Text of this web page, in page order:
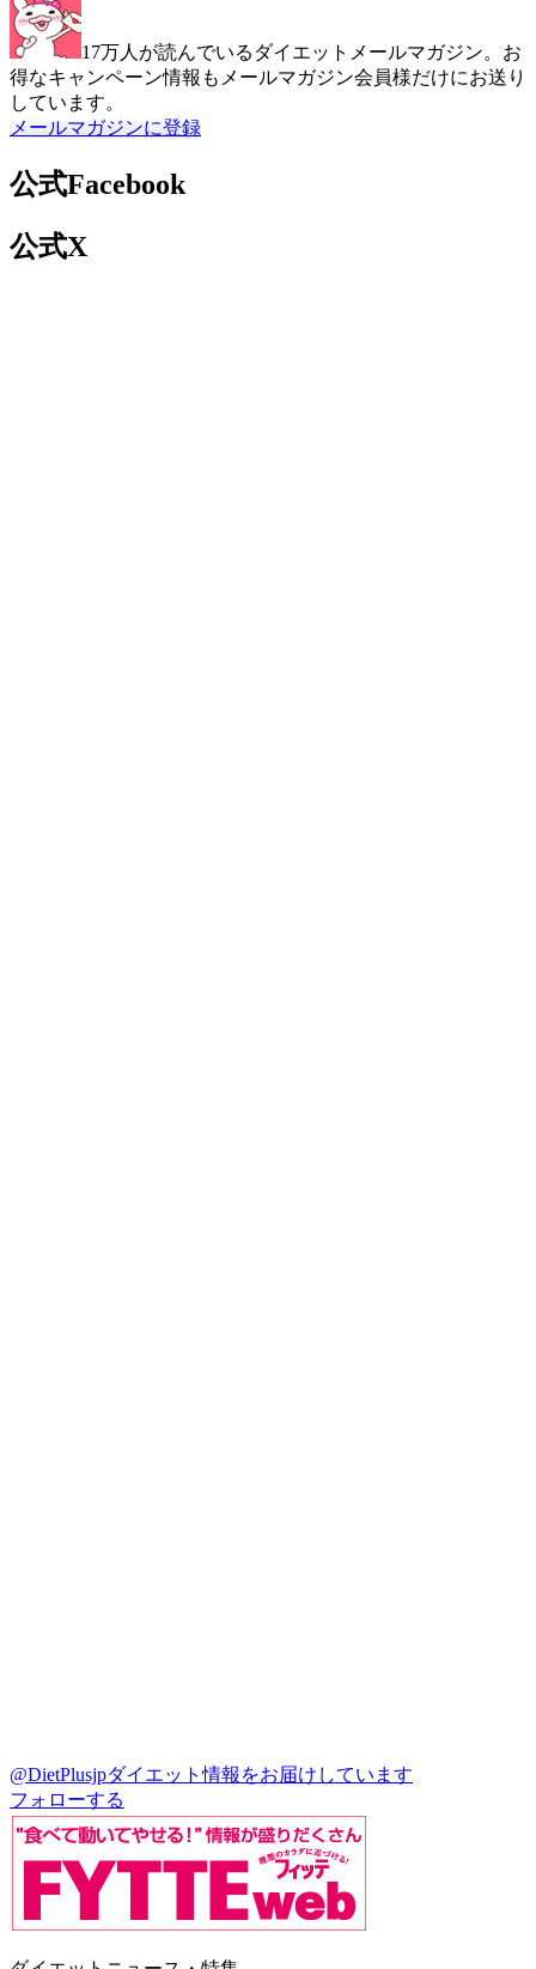
17万人が読んでいるダイエットメールマガジン。お
得なキャンペーン情報もメールマガジン会員様だけにお送り
しています。
メールマガジンに登録
公式Facebook
公式X
@DietPlusjpダイエット情報をお届けしています
フォローする